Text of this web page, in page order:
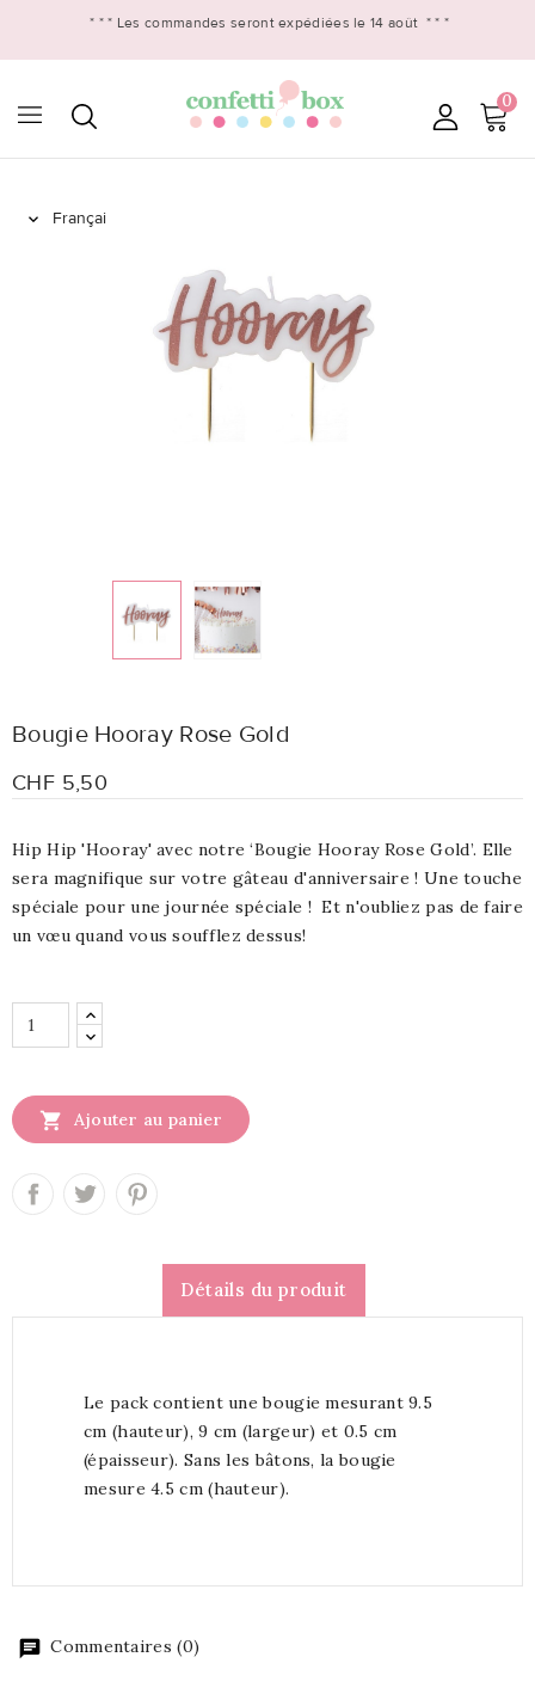
* * * Les commandes seront expédiées le 14 août * * *
0

Bougie Hooray Rose Gold
CHF 5,50
Hip Hip 'Hooray' avec notre ‘Bougie Hooray Rose Gold’. Elle
sera magnifique sur votre gâteau d'anniversaire ! Une touche
spéciale pour une journée spéciale ! Et n'oubliez pas de faire
un vœu quand vous soufflez dessus!
 Ajouter au panier
Détails du produit
Le pack contient une bougie mesurant 9.5
cm (hauteur), 9 cm (largeur) et 0.5 cm
(épaisseur). Sans les bâtons, la bougie
mesure 4.5 cm (hauteur).
Commentaires (0)